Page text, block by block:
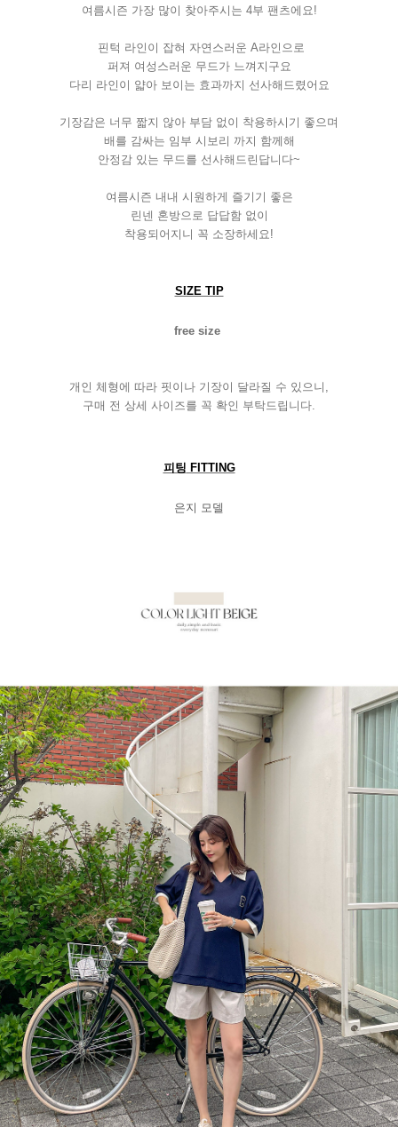
여름시즌 가장 많이 찾아주시는 4부 팬츠에요 !
핀턱 라인이 잡혀 자연스러운 A라인으로
퍼져 여성스러운 무드가 느껴지구요
다리 라인이 얇아 보이는 효과까지 선사해드렸어요
기장감은 너무 짧지 않아 부담 없이 착용하시기 좋으며
배를 감싸는 임부 시보리 까지 함께해
안정감 있는 무드를 선사해드린답니다~
여름시즌 내내 시원하게 즐기기 좋은
린넨 혼방으로 답답함 없이
착용되어지니 꼭 소장하세요 !
SIZE TIP
free size
개인 체형에 따라 핏이나 기장이 달라질 수 있으니
구매 전 상세 사이즈를 꼭 확인 부탁드립니다
피팅 FITTING
은지 모델